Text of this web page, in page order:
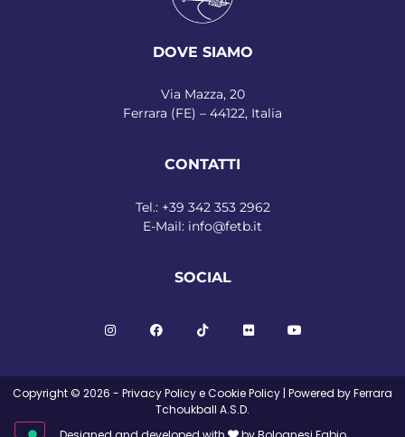
DOVE SIAMO
Via Mazza, 20
Ferrara (FE) – 44122, Italia
CONTATTI
Tel.: +39 342 353 2962
E-Mail: info@fetb.it
SOCIAL
Copyright © 2026 - Privacy PolicyeCookie Policy | Powered by Ferrara
Tchoukball A.S.D.